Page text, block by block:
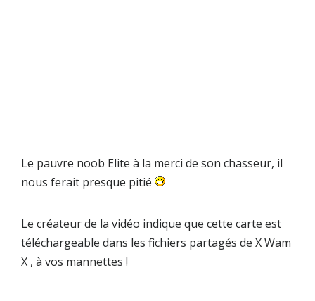
Le pauvre noob Elite à la merci de son chasseur, il
nous ferait presque pitié
Le créateur de la vidéo indique que cette carte est
téléchargeable dans les fichiers partagés de X Wam
X , à vos mannettes !